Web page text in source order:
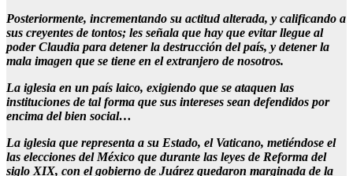
Posteriormente, incrementando su actitud alterada, y calificando a
sus creyentes de tontos; les señala que hay que evitar llegue al
poder Claudia para detener la destrucción del país, y detener la
mala imagen que se tiene en el extranjero de nosotros.
La iglesia en un país laico, exigiendo que se ataquen las
instituciones de tal forma que sus intereses sean defendidos por
encima del bien social…
La iglesia que representa a su Estado, el Vaticano, metiéndose el
las elecciones del México que durante las leyes de Reforma del
siglo XIX, con el gobierno de Juárez quedaron marginada de la